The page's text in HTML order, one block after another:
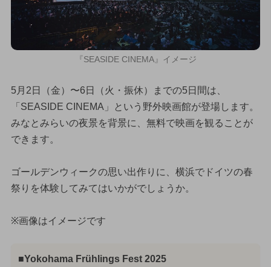
『SEASIDE CINEMA』イメージ
5月2日（金）〜6日（火・振休）までの5日間は、
「SEASIDE CINEMA」という野外映画館が登場します。
みなとみらいの夜景を背景に、無料で映画を観ることが
できます。
ゴールデンウィークの思い出作りに、横浜でドイツの春
祭りを体験してみてはいかがでしょうか。
※画像はイメージです
■Yokohama Frühlings Fest 2025